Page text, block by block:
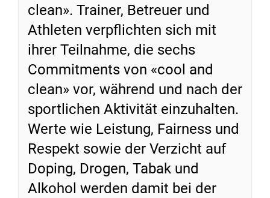
clean». Trainer, Betreuer und
Athleten verpflichten sich mit
ihrer Teilnahme, die sechs
Commitments von «cool and
clean» vor, während und nach der
sportlichen Aktivität einzuhalten.
Werte wie Leistung, Fairness und
Respekt sowie der Verzicht auf
Doping, Drogen, Tabak und
Alkohol werden damit bei der